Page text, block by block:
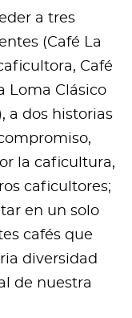
a tres
(Café La
Café
Loma Clásico
a dos historias
la caficultura,
caficultores;
en un solo
cafés que
diversidad
de nuestra